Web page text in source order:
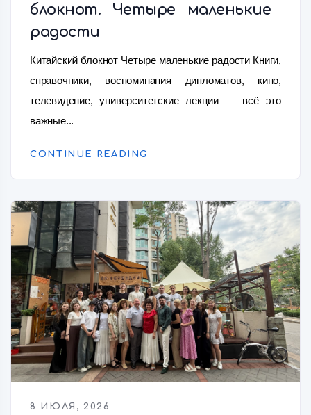
блокнот. Четыре маленькие
радости
Китайский блокнот Четыре маленькие радости Книги,
справочники, воспоминания дипломатов, кино,
телевидение, университетские лекции — всё это
важные...
CONTINUE READING
8 ИЮЛЯ, 2026